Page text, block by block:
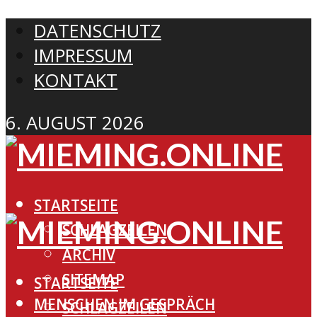
DATENSCHUTZ
IMPRESSUM
KONTAKT
6. AUGUST 2026
STARTSEITE
SCHLAGZEILEN
ARCHIV
SITEMAP
MENSCHEN IM GESPRÄCH
STARTSEITE
SCHLAGZEILEN